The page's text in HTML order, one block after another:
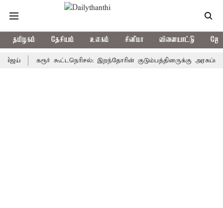
தமிழகம் தேசியம் உலகம் சினிமா விளையாட்டு
கரூர் கூட்டநெரிசல்: இறந்தோரின் குடும்பத்தினருக்கு அரசுப்பணி